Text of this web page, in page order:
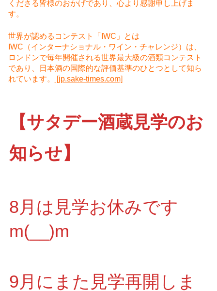
くださる皆様のおかげであり、心より感謝申し上げま
す。
世界が認めるコンテスト「IWC」とは
IWC（インターナショナル・ワイン・チャレンジ）は、
ロンドンで毎年開催される世界最大級の酒類コンテスト
であり、日本酒の国際的な評価基準のひとつとして知ら
れています。
[jp.sake-times.com]
【サタデー酒蔵見学のお
知らせ】
8月は見学お休みです
m(__)m
9月にまた見学再開しま